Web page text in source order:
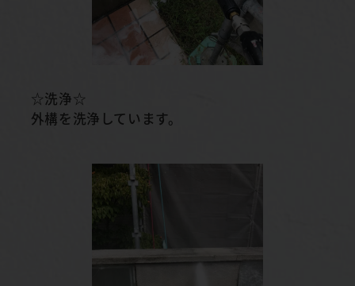
☆洗浄☆
外構を洗浄しています。